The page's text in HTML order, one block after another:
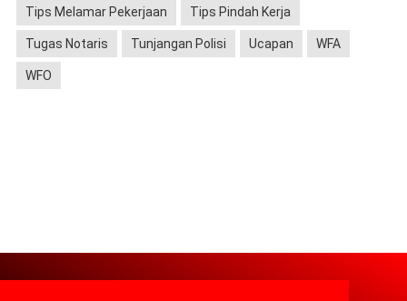
Tips Melamar Pekerjaan Tips Pindah Kerja
Tugas Notaris Tunjangan Polisi Ucapan WFA
WFO